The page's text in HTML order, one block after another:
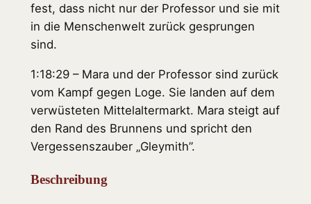
fest, dass nicht nur der Professor und sie mit
in die Menschenwelt zurück gesprungen
sind.
1:18:29 – Mara und der Professor sind zurück
vom Kampf gegen Loge. Sie landen auf dem
verwüsteten Mittelaltermarkt. Mara steigt auf
den Rand des Brunnens und spricht den
Vergessenszauber „Gleymith”.
Beschreibung